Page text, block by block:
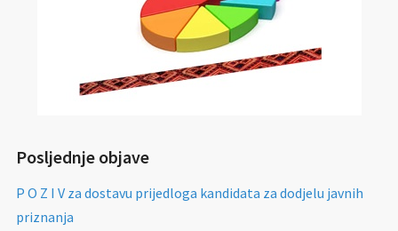
Posljednje objave
P O Z I V za dostavu prijedloga kandidata za dodjelu javnih
priznanja